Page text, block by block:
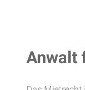
Anwalt